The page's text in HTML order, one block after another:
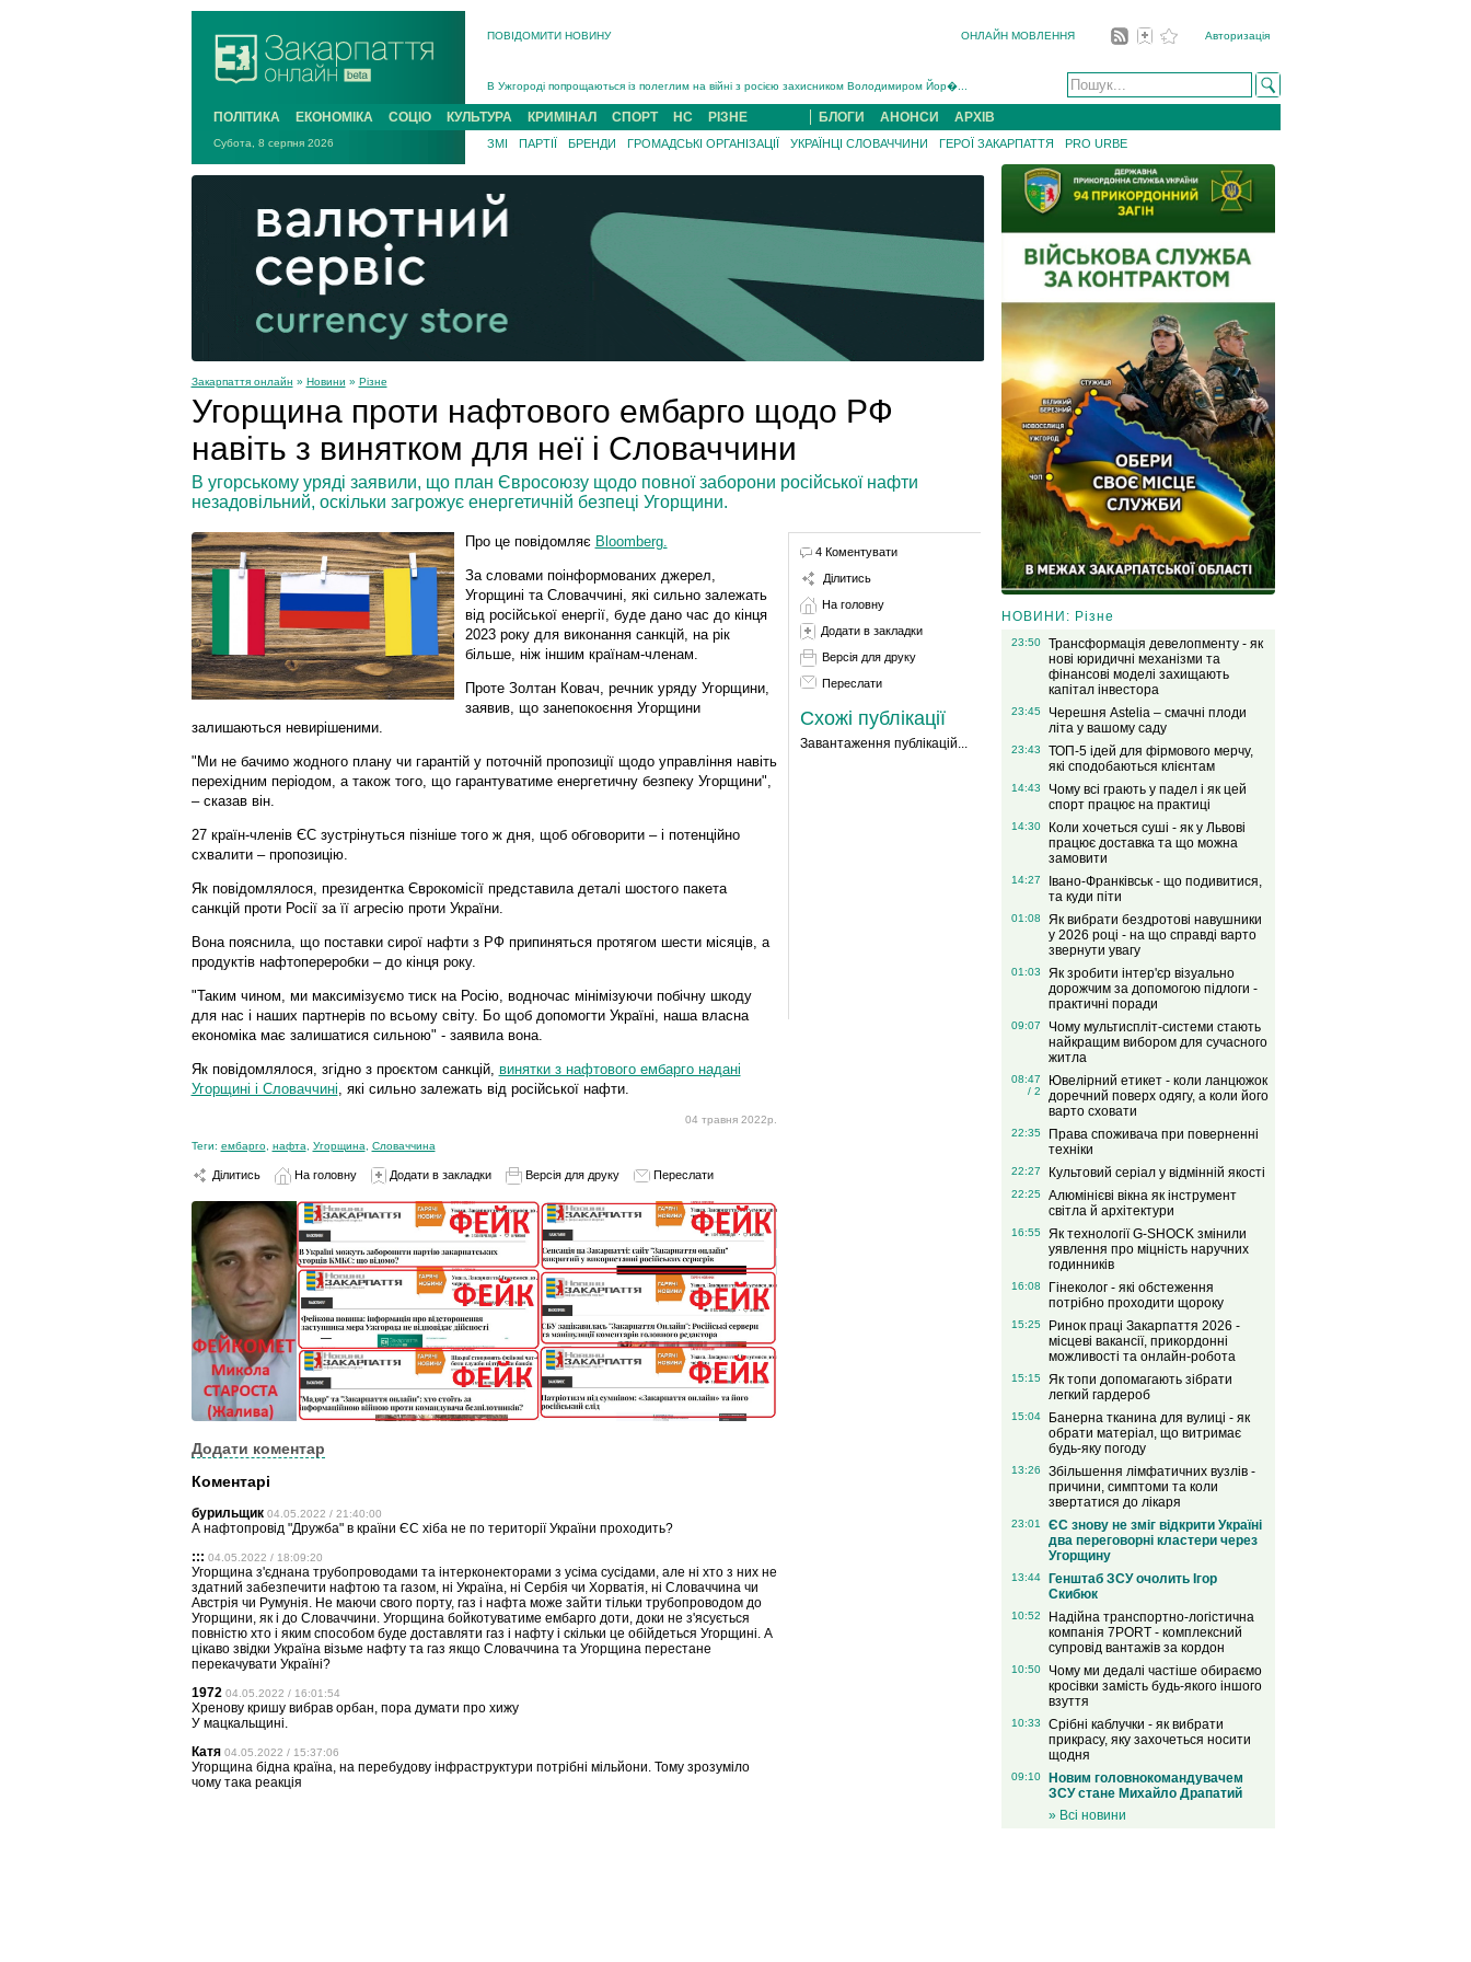
ПОВІДОМИТИ НОВИНУ ОНЛАЙН МОВЛЕННЯ Авторизація
В Ужгороді попрощаються із полеглим на війні з росією захисником Володимиром Йор�...
В Ужгороді 5 серпня попрощаються із захисником Богданом Югасом, який два роки �...
Підтвердили загибель захисника із Нанкова на Хустщині Юліана Гербея (ФОТО)[/gree...
На війні з рф поліг військовий з Виноградова Ігнат Роздяловський (ФОТО)...
На Хустщині внаслідок ДТП за участі трьох авто постраждали 13 людей (ФОТО)...
Інструктора районного ТЦК на Закарпатті судитимуть за обвинувачен...
ПОЛІТИКА ЕКОНОМІКА СОЦІО КУЛЬТУРА КРИМІНАЛ СПОРТ НС РІЗНЕ БЛОГИ АНОНСИ АРХІВ
Субота, 8 серпня 2026 ЗМІ ПАРТІЇ БРЕНДИ ГРОМАДСЬКІ ОРГАНІЗАЦІЇ УКРАЇНЦІ СЛОВАЧЧИНИ ГЕРОЇ ЗАКАРПАТТЯ PRO URBE
Закарпаття онлайн » Новини » Різне
Угорщина проти нафтового ембарго щодо РФ
навіть з винятком для неї і Словаччини
В угорському уряді заявили, що план Євросоюзу щодо повної заборони російської нафти
незадовільний, оскільки загрожує енергетичній безпеці Угорщини.
Про це повідомляє Bloomberg.
За словами поінформованих джерел,
Угорщині та Словаччині, які сильно залежать
від російської енергії, буде дано час до кінця
2023 року для виконання санкцій, на рік
більше, ніж іншим країнам-членам.
Проте Золтан Ковач, речник уряду Угорщини,
заявив, що занепокоєння Угорщини
залишаються невирішеними.
"Ми не бачимо жодного плану чи гарантій у поточній пропозиції щодо управління навіть
перехідним періодом, а також того, що гарантуватиме енергетичну безпеку Угорщини",
– сказав він.
27 країн-членів ЄС зустрінуться пізніше того ж дня, щоб обговорити – і потенційно
схвалити – пропозицію.
Як повідомлялося, президентка Єврокомісії представила деталі шостого пакета
санкцій проти Росії за її агресію проти України.
Вона пояснила, що поставки сирої нафти з РФ припиняться протягом шести місяців, а
продуктів нафтопереробки – до кінця року.
"Таким чином, ми максимізуємо тиск на Росію, водночас мінімізуючи побічну шкоду
для нас і наших партнерів по всьому світу. Бо щоб допомогти Україні, наша власна
економіка має залишатися сильною" - заявила вона.
Як повідомлялося, згідно з проєктом санкцій, винятки з нафтового ембарго надані
Угорщині і Словаччині , які сильно залежать від російської нафти.
04 травня 2022р.
Теги: ембарго, нафта Угорщина Словаччина
Ділитись На головну Додати в закладки Версія для друку Переслати
Додати коментар
Коментарі
бурильщик 04.05.2022 / 21:40:00
А нафтопровід "Дружба" в країни ЄС хіба не по території України проходить?
::: 04.05.2022 / 18:09:20
Угорщина з'єднана трубопроводами та інтерконекторами з усіма сусідами, але ні хто з них не
здатний забезпечити нафтою та газом, ні Україна, ні Сербія чи Хорватія, ні Словаччина чи
Австрія чи Румунія. Не маючи свого порту, газ і нафта може зайти тільки трубопроводом до
Угорщини, як і до Словаччини. Угорщина бойкотуватиме ембарго доти, доки не з'ясується
повністю хто і яким способом буде доставляти газ і нафту і скільки це обійдеться Угорщині. А
цікаво звідки Україна візьме нафту та газ якщо Словаччина та Угорщина перестане
перекачувати Україні?
1972 04.05.2022 / 16:01:54
Хренову кришу вибрав орбан, пора думати про хижу
У мацкальщині.
Катя 04.05.2022 / 15:37:06
Угорщина бідна країна, на перебудову інфраструктури потрібні мільйони. Тому зрозуміло
чому така реакція
4 Коментувати
Ділитись
На головну
Додати в закладки
Версія для друку
Переслати
Схожі публікації
Завантаження публікацій...
НОВИНИ: Різне
23:50
Трансформація девелопменту - як
нові юридичні механізми та
фінансові моделі захищають
капітал інвестора
23:45
Черешня Astelia – смачні плоди
літа у вашому саду
23:43
ТОП-5 ідей для фірмового мерчу,
які сподобаються клієнтам
14:43
Чому всі грають у падел і як цей
спорт працює на практиці
14:30
Коли хочеться суші - як у Львові
працює доставка та що можна
замовити
14:27
Івано-Франківськ - що подивитися,
та куди піти
01:08
Як вибрати бездротові навушники
у 2026 році - на що справді варто
звернути увагу
01:03
Як зробити інтер'єр візуально
дорожчим за допомогою підлоги -
практичні поради
09:07
Чому мультиспліт-системи стають
найкращим вибором для сучасного
житла
08:47
/ 2
Ювелірний етикет - коли ланцюжок
доречний поверх одягу, а коли його
варто сховати
22:35
Права споживача при поверненні
техніки
22:27 Культовий серіал у відмінній якості
22:25
Алюмінієві вікна як інструмент
світла й архітектури
16:55
Як технології G-SHOCK змінили
уявлення про міцність наручних
годинників
16:08
Гінеколог - які обстеження
потрібно проходити щороку
15:25
Ринок праці Закарпаття 2026 -
місцеві вакансії, прикордонні
можливості та онлайн-робота
15:15
Як топи допомагають зібрати
легкий гардероб
15:04
Банерна тканина для вулиці - як
обрати матеріал, що витримає
будь-яку погоду
13:26
Збільшення лімфатичних вузлів -
причини, симптоми та коли
звертатися до лікаря
23:01
ЄС знову не зміг відкрити Україні
два переговорні кластери через
Угорщину
13:44
Генштаб ЗСУ очолить Ігор
Скибюк
10:52
Надійна транспортно-логістична
компанія 7PORT - комплексний
супровід вантажів за кордон
10:50
Чому ми дедалі частіше обираємо
кросівки замість будь-якого іншого
взуття
10:33
Срібні каблучки - як вибрати
прикрасу, яку захочеться носити
щодня
09:10
Новим головнокомандувачем
ЗСУ стане Михайло Драпатий
» Всі новини